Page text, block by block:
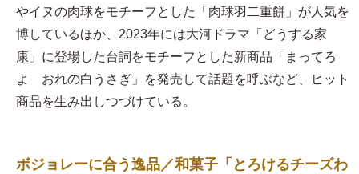
やイヌの肉球をモチーフとした「肉球羽二重餅」が人気を
博しているほか、2023年には大河ドラマ「どうする家
康」に登場した台詞をモチーフとした新商品「まってろ
よ おれの白うさぎ」を発売して話題を呼ぶなど、ヒット
商品を生み出しつづけている。
ボジョレーに合う逸品／和菓子「とろけるチーズわ